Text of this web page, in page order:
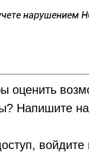
нарушением
оценить
Напишите